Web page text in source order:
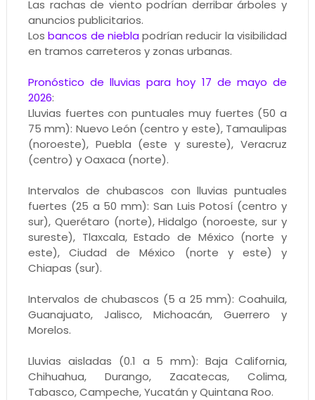
Las rachas de viento podrían derribar árboles y
anuncios publicitarios.
Losbancos de nieblapodrían reducir la visibilidad
en tramos carreteros y zonas urbanas.
Pronóstico de lluvias para hoy 17 de mayo de
2026:
Lluvias fuertes con puntuales muy fuertes (50 a
75 mm): Nuevo León (centro y este), Tamaulipas
(noroeste), Puebla (este y sureste), Veracruz
(centro) y Oaxaca (norte).
Intervalos de chubascos con lluvias puntuales
fuertes (25 a 50 mm): San Luis Potosí (centro y
sur), Querétaro (norte), Hidalgo (noroeste, sur y
sureste), Tlaxcala, Estado de México (norte y
este), Ciudad de México (norte y este) y
Chiapas (sur).
Intervalos de chubascos (5 a 25 mm): Coahuila,
Guanajuato, Jalisco, Michoacán, Guerrero y
Morelos.
Lluvias aisladas (0.1 a 5 mm): Baja California,
Chihuahua, Durango, Zacatecas, Colima,
Tabasco, Campeche, Yucatán y Quintana Roo.